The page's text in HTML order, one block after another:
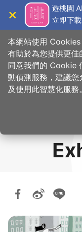
主
遊桃園
立即下載
《紙
本網站使用
有助於為您提供更
同意我們的 Cookie
動偵測服務，建議
及使用此智慧化服務。